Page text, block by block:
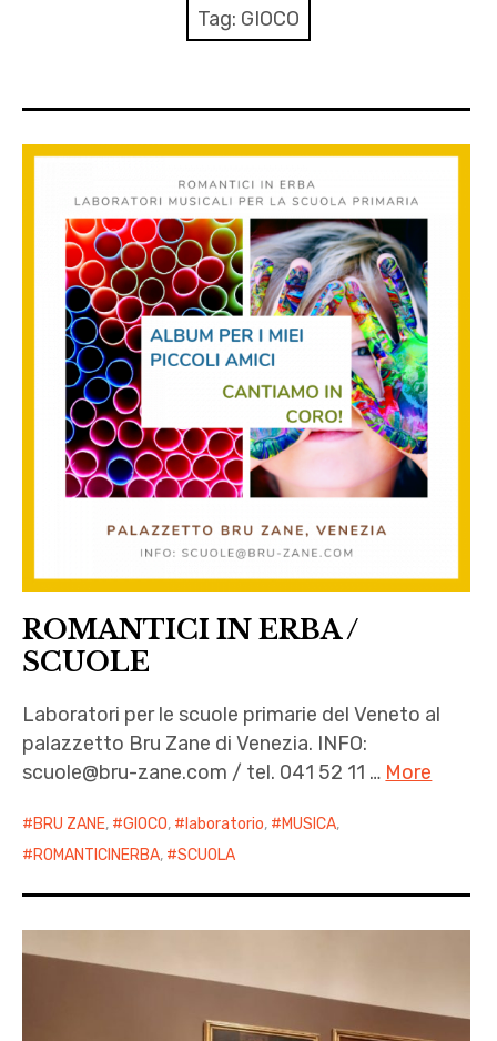
CONTATTI
XXIV Stagione Pomeriggio tra le Muse
AUTUNNO CLASSICO 2025
MOZART PASSA A VICENZA 2026
Tag: GIOCO
ROMANTICI IN ERBA /
SCUOLE
Laboratori per le scuole primarie del Veneto al
palazzetto Bru Zane di Venezia. INFO:
scuole@bru-zane.com / tel. 041 52 11 … More
BRU ZANE, GIOCO, laboratorio, MUSICA,
ROMANTICINERBA, SCUOLA